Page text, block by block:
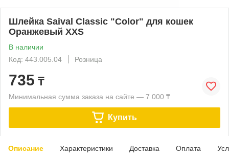
Шлейка Saival Classic "Color" для кошек
Оранжевый XXS
В наличии
Код: 443.005.04
Розница
735 ₸
Минимальная сумма заказа на сайте — 7 000 ₸
Купить
Описание Характеристики Доставка Оплата